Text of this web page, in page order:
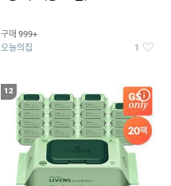
구매 999+
오늘의집 1
12